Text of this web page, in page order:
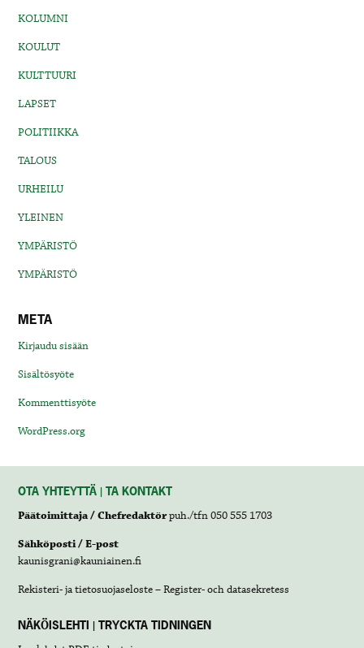
KOLUMNI
KOULUT
KULTTUURI
LAPSET
POLITIIKKA
TALOUS
URHEILU
YLEINEN
YMPÄRISTÖ
YMPÄRISTÖ
META
Kirjaudu sisään
Sisältösyöte
Kommenttisyöte
WordPress.org
OTA YHTEYTTÄ | TA KONTAKT
Päätoimittaja / Chefredaktörpuh./tfn 050 555 1703
Sähköposti / E-post
kaunisgrani@kauniainen.fi
Rekisteri- ja tietosuojaseloste – Register- och datasekretess
NÄKÖISLEHTI | TRYCKTA TIDNINGEN